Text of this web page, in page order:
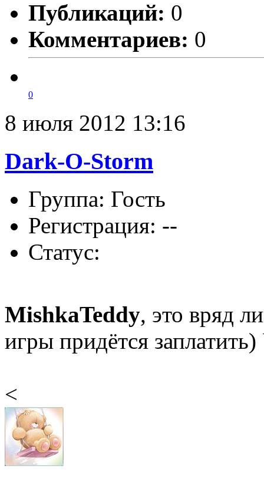
Публикаций: 0
Комментариев: 0
0
8 июля 2012 13:16
Dark-O-Storm
Группа: Гость
Регистрация: --
Статус:
MishkaTeddy, это вряд
игры придётся
<